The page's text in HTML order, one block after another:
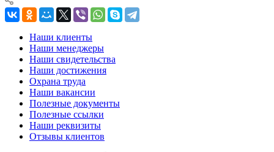
Наши клиенты
Наши менеджеры
Наши свидетельства
Наши достижения
Охрана труда
Наши вакансии
Полезные документы
Полезные ссылки
Наши реквизиты
Отзывы клиентов